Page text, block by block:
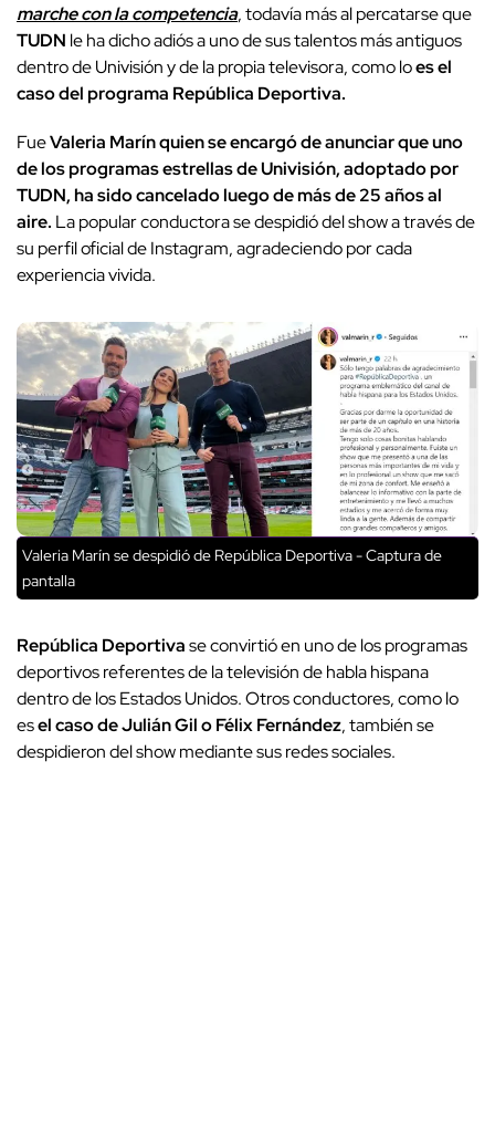
marche con la competencia, todavía más al percatarse que
TUDN le ha dicho adiós a uno de sus talentos más antiguos
dentro de Univisión y de la propia televisora, como loes el
caso del programa República Deportiva.
FueValeria Marín quien se encargó de anunciar que uno
de los programas estrellas de Univisión, adoptado por
TUDN, ha sido cancelado luego de más de 25 años al
aire. La popular conductora se despidió del show a través de
su perfil oficial de Instagram, agradeciendo por cada
experiencia vivida.
Valeria Marín se despidió de República Deportiva - Captura de
pantalla
República Deportivase convirtió en uno de los programas
deportivos referentes de la televisión de habla hispana
dentro de los Estados Unidos. Otros conductores, como lo
esel caso de Julián Gil o Félix Fernández, también se
despidieron del show mediante sus redes sociales.